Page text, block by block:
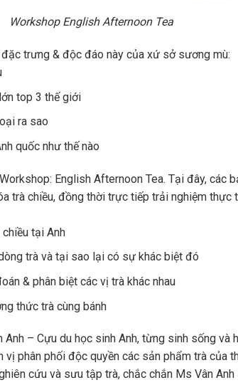
Workshop English Afternoon Tea
trưng & độc đáo này của xứ sở sương mù:
top 3 thế giới
ra sao
quốc như thế nào
English Afternoon Tea. Tại đây, các
trà chiều, đồng thời trực tiếp trải nghiệm thực
tại Anh
trà và tại sao lại có sự khác biệt đó
& phân biệt các vị trà khác nhau
thức trà cùng bánh
– Cựu du học sinh Anh, từng sinh sống và
phân phối độc quyền các sản phẩm trà của
cứu và sưu tập trà, chắc chắn Ms Vân